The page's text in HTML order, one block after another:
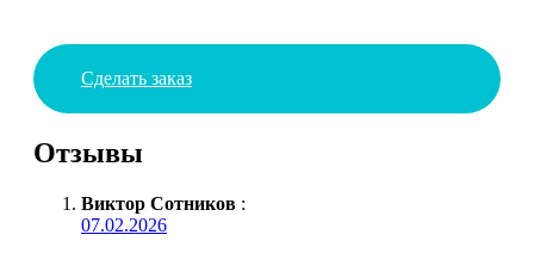
Сделать заказ
Отзывы
Виктор Сотников :
07.02.2026